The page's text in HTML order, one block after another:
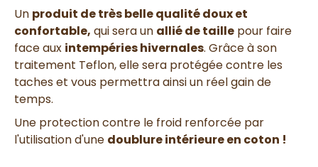
Un produit de très belle qualité doux et
confortable, quisera un allié de taille pour faire
face aux intempéries hivernales. Grâce à son
traitement Teflon, elle sera protégée contre les
taches et vous permettra ainsi un réel gain de
temps.
Une protection contre le froid renforcée par
l'utilisation d'une doublure intérieure en coton !